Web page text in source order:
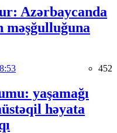
Azərbaycanda
məşğulluğuna
452
yaşamağı
həyata